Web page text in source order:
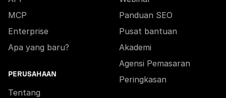
MCP
Enterprise
Apa yang baru?
PERUSAHAAN
Tentang
Panduan SEO
Pusat bantuan
Akademi
Agensi Pemasaran
Peringkasan